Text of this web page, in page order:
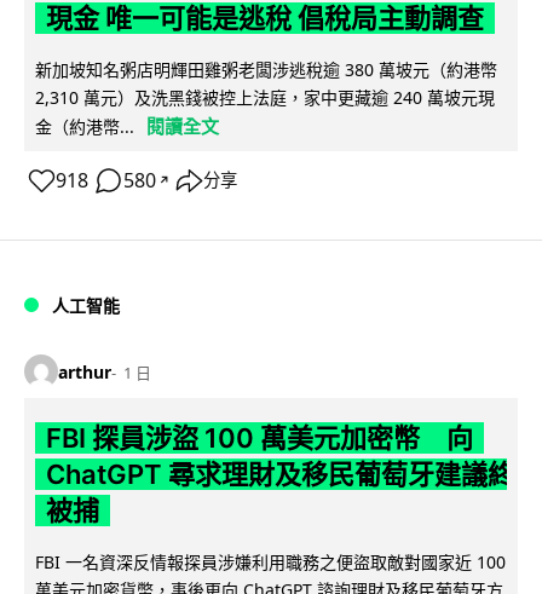
現金 唯一可能是逃稅 倡稅局主動調查
新加坡知名粥店明輝田雞粥老闆涉逃稅逾 380 萬坡元（約港幣
2,310 萬元）及洗黑錢被控上法庭，家中更藏逾 240 萬坡元現
金（約港幣...
閱讀全文
918 580 ↗ 分享
人工智能
arthur 1 日
FBI 探員涉盜 100 萬美元加密幣 向
ChatGPT 尋求理財及移民葡萄牙建議終
被捕
FBI 一名資深反情報探員涉嫌利用職務之便盜取敵對國家近 100